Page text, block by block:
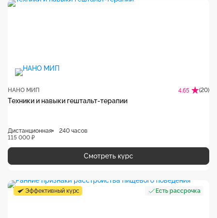
НАНО МИП 4.65 (20)
Техники и навыки гештальт-терапии
Дистанционная
240 часов
115 000 ₽
Смотреть курс
Эффективный курс Есть рассрочка